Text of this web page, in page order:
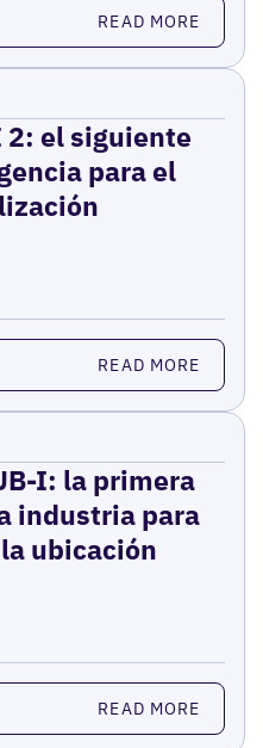
READ MORE
2: el siguiente
para el
READ MORE
I: la primera
industria para
ubicación
READ MORE